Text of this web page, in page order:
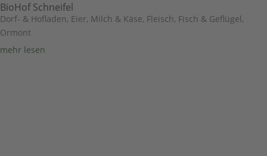
BioHof Schneifel
Dorf- & Hofladen, Eier, Milch & Käse, Fleisch, Fisch & Geflügel,
Ormont
mehr lesen